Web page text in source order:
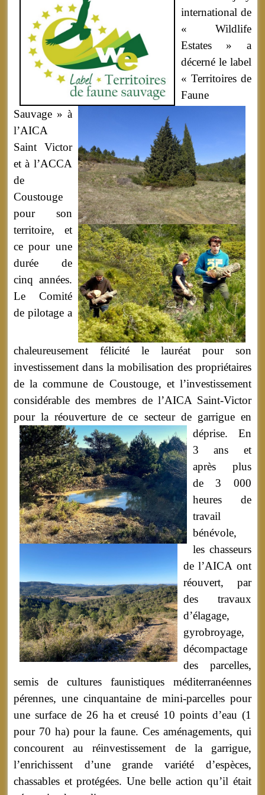
international de
« Wildlife
Estates » a
décerné le label
« Territoires de
Faune
Sauvage » à
l’AICA
Saint Victor
et à l’ACCA
de
Coustouge
pour son
territoire, et
ce pour une
durée de
cinq années.
Le Comité
de pilotage a
chaleureusement félicité le lauréat pour son
investissement dans la mobilisation des propriétaires
de la commune de Coustouge, et l’investissement
considérable des membres de l’AICA Saint-Victor
pour la réouverture de ce secteur de garrigue en
déprise. En
3 ans et
après plus
de 3 000
heures de
travail
bénévole,
les chasseurs
de l’AICA ont
réouvert, par
des travaux
d’élagage,
gyrobroyage,
décompactage
des parcelles,
semis de cultures faunistiques méditerranéennes
pérennes, une cinquantaine de mini-parcelles pour
une surface de 26 ha et creusé 10 points d’eau (1
pour 70 ha) pour la faune. Ces aménagements, qui
concourent au réinvestissement de la garrigue,
l’enrichissent d’une grande variété d’espèces,
chassables et protégées. Une belle action qu’il était